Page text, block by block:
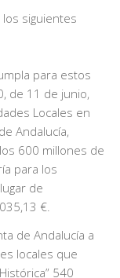
siguientes
para estos
de 11 de junio,
Locales en
Andalucía,
600 millones de
para los
de
€.
de Andalucía a
locales que
540